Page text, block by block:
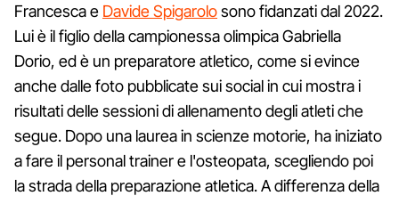
Francesca e Davide Spigarolosono fidanzati dal 2022.
Lui è il figlio della campionessa olimpica Gabriella
Dorio, ed è un preparatore atletico, come si evince
anche dalle foto pubblicate sui social in cui mostra i
risultati delle sessioni di allenamento degli atleti che
segue. Dopo una laurea in scienze motorie, ha iniziato
a fare il personal trainer e l'osteopata, scegliendo poi
la strada della preparazione atletica. A differenza della